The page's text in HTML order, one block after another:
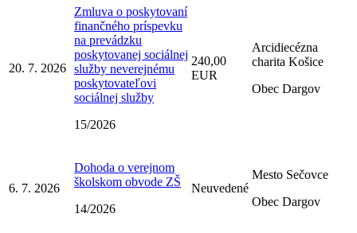
20. 7. 2026
Zmluva o poskytovaní
finančného príspevku
na prevádzku
poskytovanej sociálnej
služby neverejnému
poskytovateľovi
sociálnej služby
15/2026
240,00
EUR
Arcidiecézna
charita Košice
Obec Dargov
6. 7. 2026
Dohoda o verejnom
školskom obvode ZŠ
14/2026
Neuvedené
Mesto Sečovce
Obec Dargov